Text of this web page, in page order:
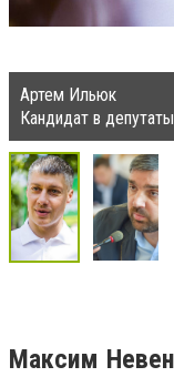
Артем Ильюк
Кандидат в депутаты
Максим